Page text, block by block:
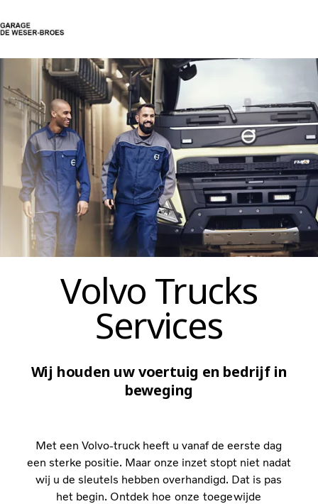
ContactLogin Center
Volvo Trucks
Diensten
Tweedehands trucks
Nieuws
Contact
Volvo Trucks
Services
Wij houden uw voertuig en bedrijf in
beweging
Met een Volvo-truck heeft u vanaf de eerste dag
een sterke positie. Maar onze inzet stopt niet nadat
wij u de sleutels hebben overhandigd. Dat is pas
het begin. Ontdek hoe onze toegewijde